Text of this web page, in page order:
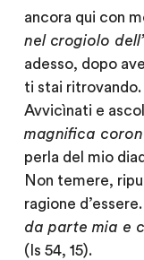
ancora qui con
nel crogiolo
adesso, dopo
ti stai ritrovando.
Avvicìnati e
magnifica
perla del mio
Non temere,
ragione d’essere.
da parte mia e
(Is 54, 15).